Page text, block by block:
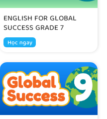
ENGLISH FOR GLOBAL
SUCCESS GRADE 7
Học ngay